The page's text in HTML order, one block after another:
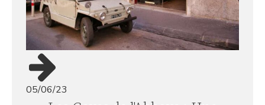
05/06/23